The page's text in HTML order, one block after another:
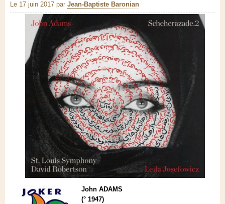
Le 17 juin 2017 par Jean-Baptiste Baronian
John ADAMS
(° 1947)